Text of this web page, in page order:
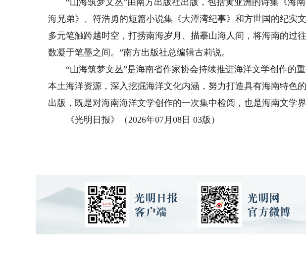
“山海筑梦文丛”由南方出版社出版，包括黄亚洲的诗集《海
海兄弟》、符浩勇的短篇小说集《大潭湾纪事》和方世国的纪实
多元笔触跨越时空，打捞南海岁月、描摹山海人间，将海南的过
数凝于笔墨之间。”南方出版社总编辑古莉说。
“山海筑梦文丛”是海南省作家协会持续推进海洋文学创作的重
本土海洋资源，深入挖掘海洋文化内涵，努力打造具有海南特色
出版，既是对海南海洋文学创作的一次集中检阅，也是海南文学
《光明日报》（2026年07月08日 03版）